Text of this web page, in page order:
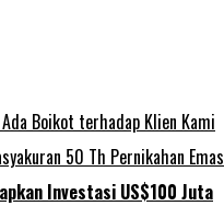
Boikot terhadap Klien Kami
50 Th Pernikahan Emas
Investasi US$100 Juta